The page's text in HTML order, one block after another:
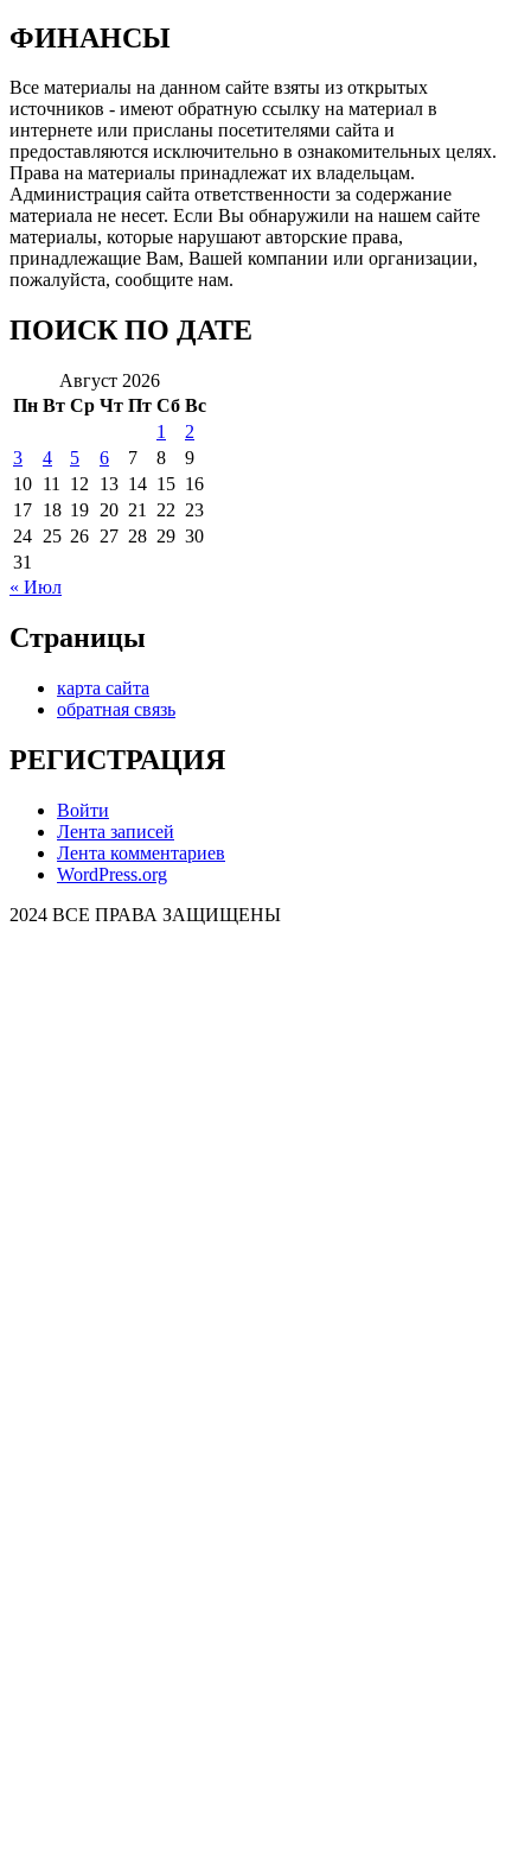
ФИНАНСЫ
Все материалы на данном сайте взяты из открытых
источников - имеют обратную ссылку на материал в
интернете или присланы посетителями сайта и
предоставляются исключительно в ознакомительных целях.
Права на материалы принадлежат их владельцам.
Администрация сайта ответственности за содержание
материала не несет. Если Вы обнаружили на нашем сайте
материалы, которые нарушают авторские права,
принадлежащие Вам, Вашей компании или организации,
пожалуйста, сообщите нам.
ПОИСК ПО ДАТЕ
Август 2026
Пн Вт Ср Чт Пт Сб Вс
1
2
3
4 5 6 7 8
9
10 11 12 13 14 15 16
17 18 19 20 21 22 23
24 25 26 27 28 29 30
31
« Июл
Страницы
карта сайта
обратная связь
РЕГИСТРАЦИЯ
Войти
Лента записей
Лента комментариев
WordPress.org
2024 ВСЕ ПРАВА ЗАЩИЩЕНЫ